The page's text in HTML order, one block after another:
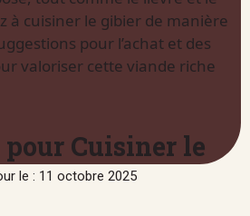
le : 11 octobre 2025
à cuisiner le gibier de manière
pour l’achat et des
valoriser cette viande riche
pour Cuisiner le